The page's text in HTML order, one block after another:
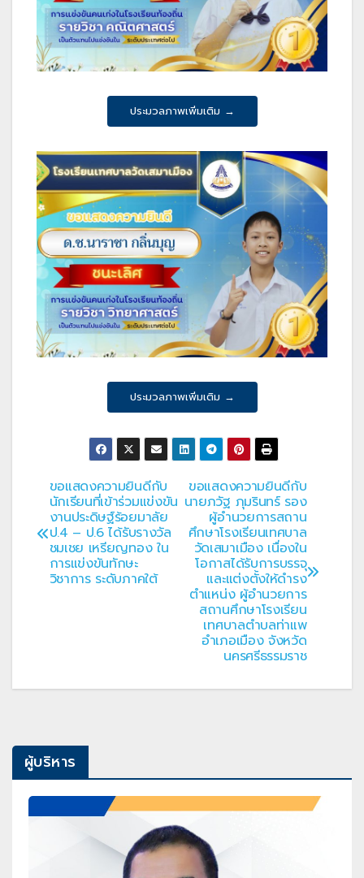
ประมวลภาพเพิ่มเติม →
ประมวลภาพเพิ่มเติม →
แนะแนว
เรื่อง
ขอแสดงความยินดีกับ
นายภวัฐ ภุมรินทร์ รอง
ผู้อำนวยการสถาน
ศึกษาโรงเรียนเทศบาล
วัดเสมาเมือง เนื่องใน
โอกาสได้รับการบรรจุ
และแต่งตั้งให้ดำรง
ตำแหน่ง ผู้อำนวยการ
สถานศึกษาโรงเรียน
เทศบาลตำบลท่าแพ
อำเภอเมือง จังหวัด
นครศรีธรรมราช
ขอแสดงความยินดีกับ
นักเรียนที่เข้าร่วมแข่งขัน
งานประดิษฐ์ร้อยมาลัย
ป.4 – ป.6 ได้รับรางวัล
ชมเชย เหรียญทอง ใน
การแข่งขันทักษะ
วิชาการ ระดับภาคใต้
ผู้บริหาร